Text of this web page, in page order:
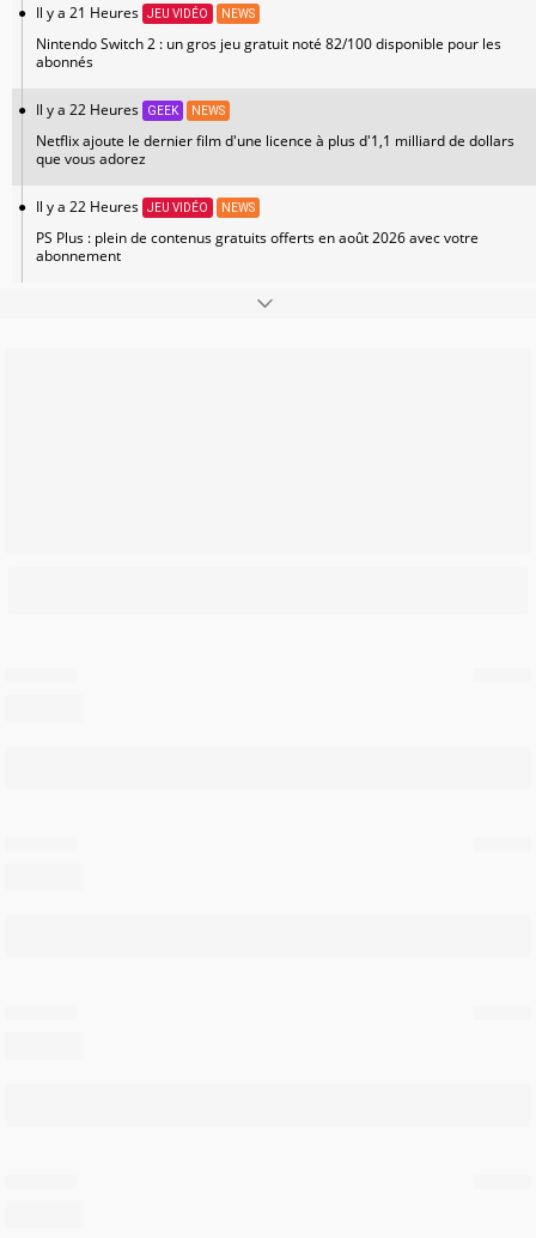
Il y a 21 Heures JEU VIDÉO NEWS
Nintendo Switch 2 : un gros jeu gratuit noté 82/100 disponible pour les
abonnés
Il y a 22 Heures GEEK NEWS
Netflix ajoute le dernier film d'une licence à plus d'1,1 milliard de dollars
que vous adorez
Il y a 22 Heures JEU VIDÉO NEWS
PS Plus : plein de contenus gratuits offerts en août 2026 avec votre
abonnement